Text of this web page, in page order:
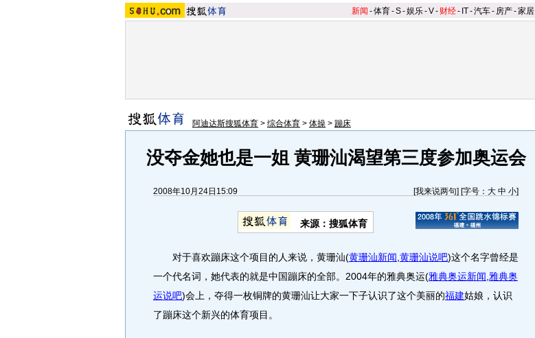
新闻 -体育-S-娱乐-V- 财经- IT-汽车- 房产-家居
阿迪达斯搜狐体育 > 综合体育 > 体操 > 蹦床
没夺金她也是一姐 黄珊汕渴望第三度参加奥运会
2008年10月24日15:09 [我来说两句] [字号： 大 中 小]
来源：搜狐体育
对于喜欢蹦床这个项目的人来说，黄珊汕(黄珊汕新闻 黄珊汕说吧)这个名字曾经是
一个代名词，她代表的就是中国蹦床的全部。2004年的雅典奥运(雅典奥运新闻 雅典奥
运说吧)会上，夺得一枚铜牌的黄珊汕让大家一下子认识了这个美丽的福建姑娘，认识
了蹦床这个新兴的体育项目。